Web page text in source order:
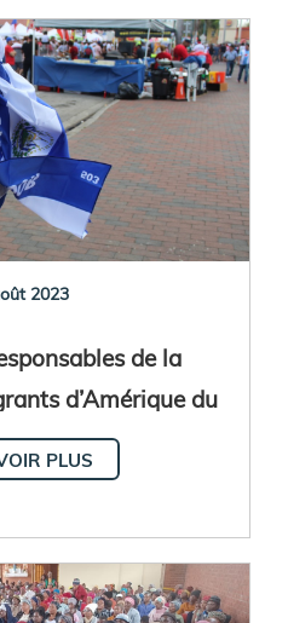
2023
de la
d’Amérique du
centrale et des
au Salvador
PLUS